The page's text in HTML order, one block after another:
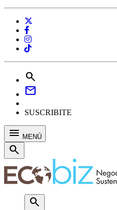
search
mail
SUSCRIBITE
menu MENÚ
search
search